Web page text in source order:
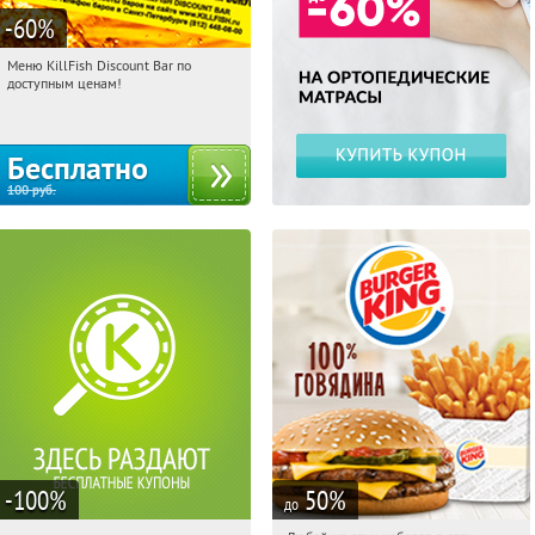
-60%
00:46:41 Получили:
Меню KillFish Discount Bar по
доступным ценам!
Бесплатно
100руб.
-100% до 50%